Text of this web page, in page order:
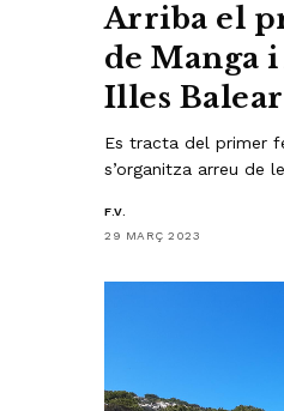
Arriba el
de Manga
Illes
Es tracta del primer
s’organitza arreu de
F.V.
29 MARÇ 2023